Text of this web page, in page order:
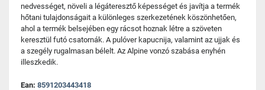
nedvességet, növeli a légáteresztő képességet és javítja a termék
hőtani tulajdonságait a különleges szerkezetének köszönhetően,
ahol a termék belsejében egy rácsot hoznak létre a szöveten
keresztül futó csatornák. A pulóver kapucnija, valamint az ujjak és
a szegély rugalmasan bélelt. Az Alpine vonzó szabása enyhén
illeszkedik.
Ean: 8591203443418